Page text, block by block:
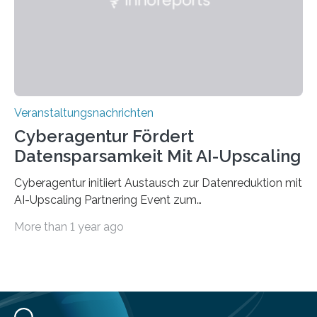
Veranstaltungsnachrichten
Cyberagentur Fördert
Datensparsamkeit Mit AI-Upscaling
Cyberagentur initiiert Austausch zur Datenreduktion mit
AI-Upscaling Partnering Event zum
innovative DatenverarbeitungDie Agentur für
Entwicklung von Technologien zur gezielten
More than 1 year ago